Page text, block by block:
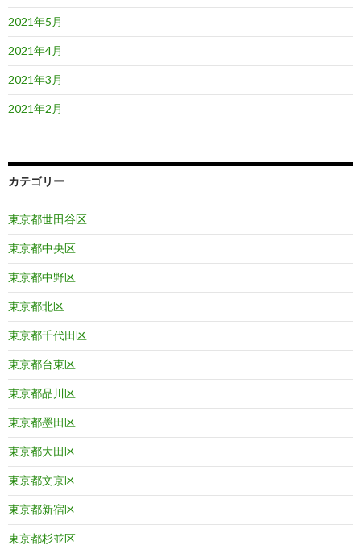
2021年5月
2021年4月
2021年3月
2021年2月
カテゴリー
東京都世田谷区
東京都中央区
東京都中野区
東京都北区
東京都千代田区
東京都台東区
東京都品川区
東京都墨田区
東京都大田区
東京都文京区
東京都新宿区
東京都杉並区